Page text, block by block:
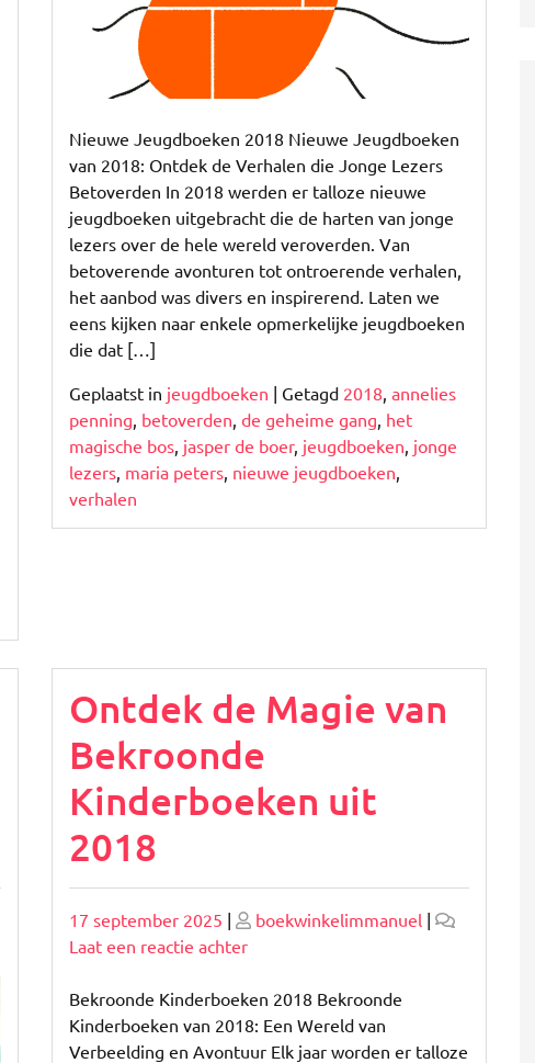
Nieuwe Jeugdboeken 2018 Nieuwe Jeugdboeken
van 2018: Ontdek de Verhalen die Jonge Lezers
Betoverden In 2018 werden er talloze nieuwe
jeugdboeken uitgebracht die de harten van jonge
lezers over de hele wereld veroverden. Van
betoverende avonturen tot ontroerende verhalen,
het aanbod was divers en inspirerend. Laten we
eens kijken naar enkele opmerkelijke jeugdboeken
die dat […]
Geplaatst in jeugdboeken | Getagd 2018, annelies
penning, betoverden, de geheime gang, het
magische bos, jasper de boer, jeugdboeken, jonge
lezers, maria peters, nieuwe jeugdboeken,
verhalen
Ontdek de Magie van
Bekroonde
Kinderboeken uit
2018
Geplaatst
op
17 september 2025 | Geplaatst
op
boekwinkelimmanuel |
Laat een reactie achterop
de
Magie
van
Bekroonde Kinderboeken 2018 Bekroonde
Kinderboeken van 2018: Een Wereld van
Verbeelding en Avontuur Elk jaar worden er talloze